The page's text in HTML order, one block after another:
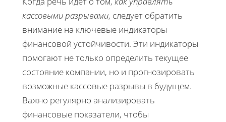
кассовыми разрывами, следует обратить
внимание на ключевые индикаторы
финансовой устойчивости. Эти индикаторы
помогают не только определить текущее
состояние компании, но и прогнозировать
возможные кассовые разрывы в будущем.
Важно регулярно анализировать
финансовые показатели, чтобы